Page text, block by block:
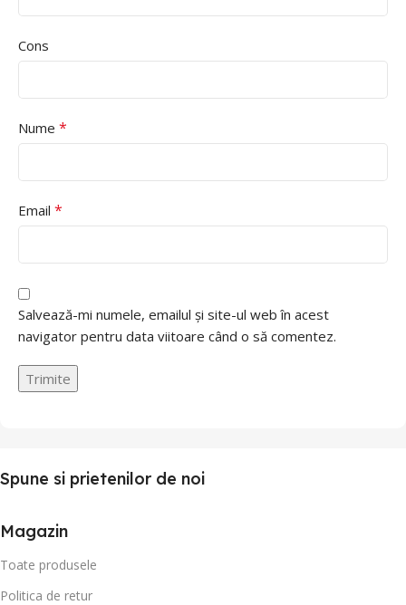
Cons
Nume *
Email *
Salvează-mi numele, emailul și site-ul web în acest
navigator pentru data viitoare când o să comentez.
Spune si prietenilor de noi
Magazin
Toate produsele
Politica de retur